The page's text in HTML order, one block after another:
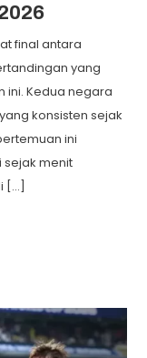
final antara
yang
ini. Kedua negara
konsisten sejak
ini
sejak menit
[…]